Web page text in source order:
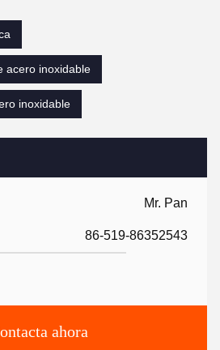
Mr. Pan
86-519-86352543
ahora
acero inoxidable
inoxidable